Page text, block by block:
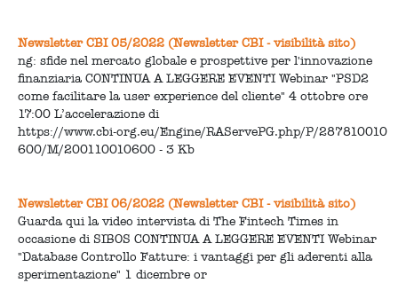
Newsletter CBI 05/2022 (Newsletter CBI - visibilità sito)
ng: sfide nel mercato globale e prospettive per l'innovazione
finanziaria CONTINUA A LEGGERE EVENTI Webinar "PSD2
come facilitare la user experience del cliente" 4 ottobre ore
17:00 L’accelerazione di
https://www.cbi-org.eu/Engine/RAServePG.php/P/287810010
600/M/200110010600 - 3 Kb
Newsletter CBI 06/2022 (Newsletter CBI - visibilità sito)
Guarda qui la video intervista di The Fintech Times in
occasione di SIBOS CONTINUA A LEGGERE EVENTI Webinar
"Database Controllo Fatture: i vantaggi per gli aderenti alla
sperimentazione" 1 dicembre or